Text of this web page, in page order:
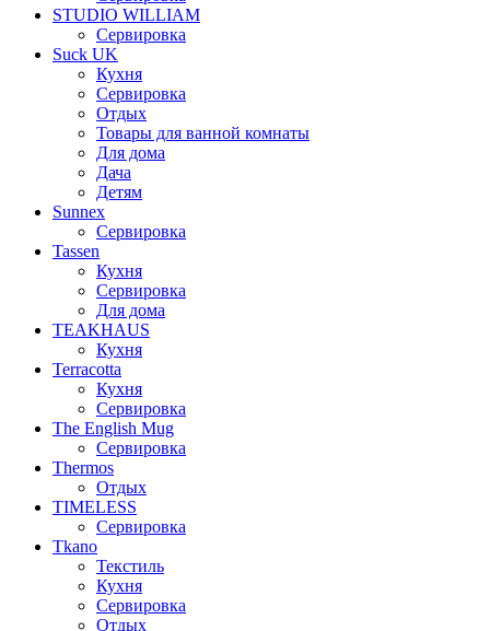
STUDIO WILLIAM
Сервировка
Suck UK
Кухня
Сервировка
Отдых
Товары для ванной комнаты
Для дома
Дача
Детям
Sunnex
Сервировка
Tassen
Кухня
Сервировка
Для дома
TEAKHAUS
Кухня
Terracotta
Кухня
Сервировка
The English Mug
Сервировка
Thermos
Отдых
TIMELESS
Сервировка
Tkano
Текстиль
Кухня
Сервировка
Отдых